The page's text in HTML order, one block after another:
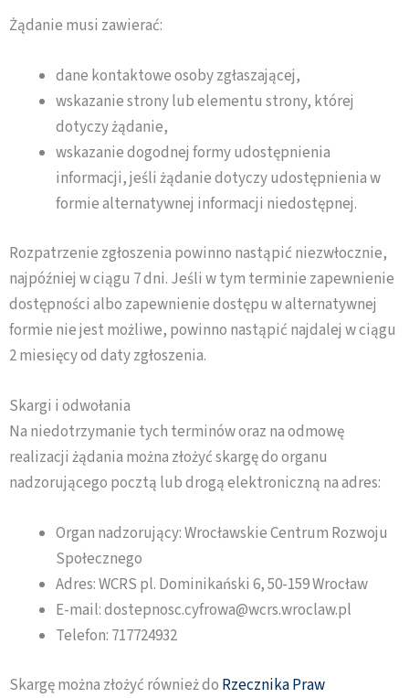
Żądanie musi zawierać:
dane kontaktowe osoby zgłaszającej,
wskazanie strony lub elementu strony, której
dotyczy żądanie,
wskazanie dogodnej formy udostępnienia
informacji, jeśli żądanie dotyczy udostępnienia w
formie alternatywnej informacji niedostępnej.
Rozpatrzenie zgłoszenia powinno nastąpić niezwłocznie,
najpóźniej w ciągu 7 dni. Jeśli w tym terminie zapewnienie
dostępności albo zapewnienie dostępu w alternatywnej
formie nie jest możliwe, powinno nastąpić najdalej w ciągu
2 miesięcy od daty zgłoszenia.
Skargi i odwołania
Na niedotrzymanie tych terminów oraz na odmowę
realizacji żądania można złożyć skargę do organu
nadzorującego pocztą lub drogą elektroniczną na adres:
Organ nadzorujący: Wrocławskie Centrum Rozwoju
Społecznego
Adres: WCRS pl. Dominikański 6, 50-159 Wrocław
E-mail: dostepnosc.cyfrowa@wcrs.wroclaw.pl
Telefon: 717724932
Skargę można złożyć również do Rzecznika Praw